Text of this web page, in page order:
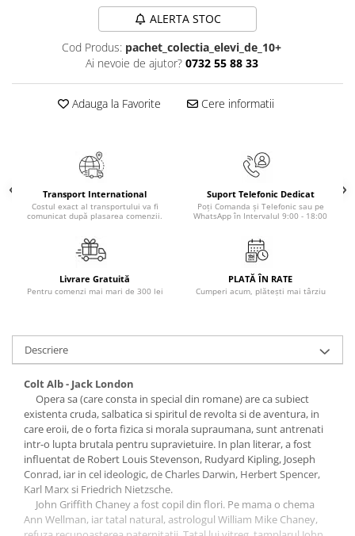
Terapii Alternative
Beletristica
Carti erotice
Crime, Thriller, Mistery
Literatura Romana
Literatura Universala
Romane de dragoste, Carti
romantice
Senzatii/Suspans
Senzatii/Thriller
SF & Fantasy
Teatru
Teens Book Club
Umor
Birotica & Papetarie
Adezivi si benzi adezive
ALERTA STOC
Cod Produs: pachet_colectia_elevi_de_10+
Ai nevoie de ajutor? 0732 55 88 33
Adauga la Favorite Cere informatii
Transport International
Costul exact al transportului va fi
comunicat după plasarea comenzii.
Suport Telefonic Dedicat
Poți Comanda și Telefonic sau pe
WhatsApp în Intervalul 9:00 - 18:00
Livrare Gratuită
Pentru comenzi mai mari de 300 lei
PLATĂ ÎN RATE
Cumperi acum, plătești mai târziu
Descriere
Colt Alb - Jack London
Opera sa (care consta in special din romane) are ca subiect
existenta cruda, salbatica si spiritul de revolta si de aventura, in
care eroii, de o forta fizica si morala supraumana, sunt antrenati
intr-o lupta brutala pentru supravietuire. In plan literar, a fost
influentat de Robert Louis Stevenson, Rudyard Kipling, Joseph
Conrad, iar in cel ideologic, de Charles Darwin, Herbert Spencer,
Karl Marx si Friedrich Nietzsche.
John Griffith Chaney a fost copil din flori. Pe mama o chema
Ann Wellman, iar tatal natural, astrologul William Mike Chaney,